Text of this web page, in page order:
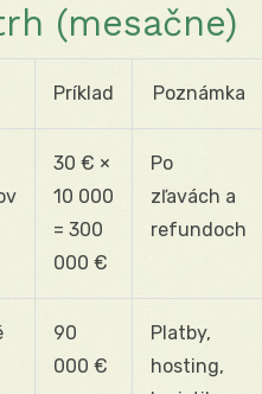
(mesačne)
Príklad Poznámka
30 € ×
10 000
= 300
000 €
Po
zľavách a
refundoch
90
000 €
Platby,
hosting,